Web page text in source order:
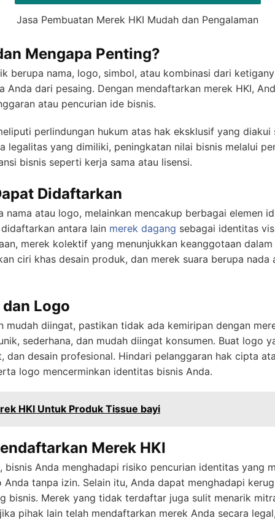
Jasa Pembuatan Merek HKI Mudah dan Pengalaman
Mengapa Penting?
berupa nama, logo, simbol, atau kombinasi dari
Anda dari pesaing. Dengan mendaftarkan merek HKI,
atau pencurian ide bisnis.
perlindungan hukum atas hak eksklusif yang diakui
legalitas yang dimiliki, peningkatan nilai bisnis melalui
bisnis seperti kerja sama atau lisensi.
Didaftarkan
nama atau logo, melainkan mencakup berbagai elemen
antara lain merek dagang sebagai identitas
merek kolektif yang menunjukkan keanggotaan
ciri khas desain produk, dan merek suara berupa nada
Logo
mudah diingat, pastikan tidak ada kemiripan dengan
sederhana, dan mudah diingat konsumen. Buat logo
dan desain profesional. Hindari pelanggaran hak cipta
logo mencerminkan identitas bisnis Anda.
HKI Untuk Produk Tissue bayi
Merek HKI
bisnis Anda menghadapi risiko pencurian identitas yang
tanpa izin. Selain itu, Anda dapat menghadapi
bisnis. Merek yang tidak terdaftar juga sulit menarik
pihak lain telah mendaftarkan merek Anda secara